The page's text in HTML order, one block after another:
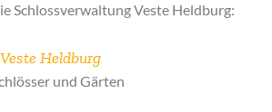
Schlossverwaltung Veste Heldburg:
Heldburg
und Gärten